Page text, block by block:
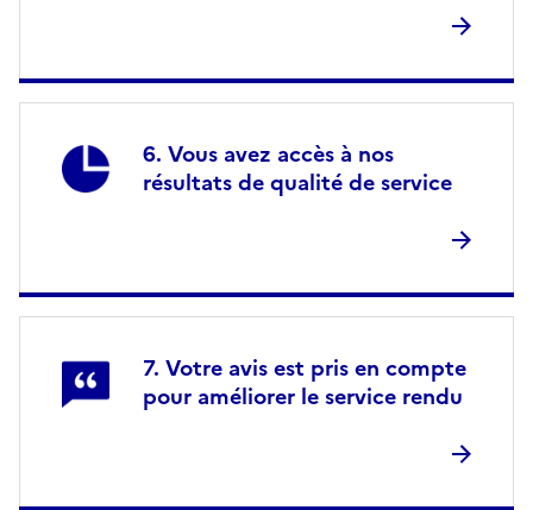
Vous avez accès à nos
résultats de qualité de service
Votre avis est pris en compte
pour améliorer le service rendu